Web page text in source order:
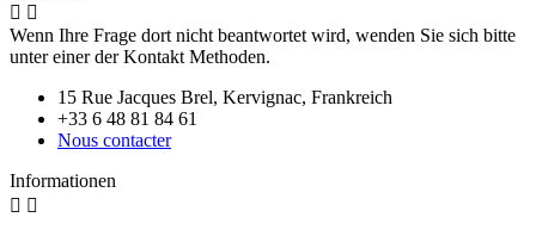
 
Wenn Ihre Frage dort nicht beantwortet wird, wenden Sie sich bitte
unter einer der Kontakt Methoden.
15 Rue Jacques Brel, Kervignac, Frankreich
+33 6 48 81 84 61
Nous contacter
Informationen
 